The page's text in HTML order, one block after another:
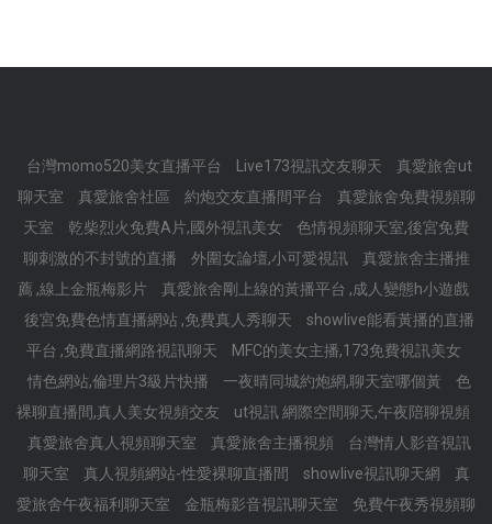
台灣momo520美女直播平台 Live173視訊交友聊天
真愛旅舍ut
聊天室
真愛旅舍社區 約炮交友直播間平台
真愛旅舍免費視頻聊
天室
乾柴烈火免費A片,國外視訊美女
色情視頻聊天室,後宮免費
聊刺激的不封號的直播
外圍女論壇,小可愛視訊
真愛旅舍主播推
薦 ,線上金瓶梅影片
真愛旅舍剛上線的黃播平台 ,成人變態h小遊戲
後宮免費色情直播網站 ,免費真人秀聊天
showlive能看黃播的直播
平台 ,免費直播網路視訊聊天
MFC的美女主播,173免費視訊美女
情色網站,倫理片3級片快播
一夜晴同城約炮網,聊天室哪個黃
色
裸聊直播間,真人美女視頻交友
ut視訊 網際空間聊天,午夜陪聊視頻
真愛旅舍真人視頻聊天室
真愛旅舍主播視頻
台灣情人影音視訊
聊天室
真人視頻網站-性愛裸聊直播間 showlive視訊聊天網
真
愛旅舍午夜福利聊天室
金瓶梅影音視訊聊天室
免費午夜秀視頻聊